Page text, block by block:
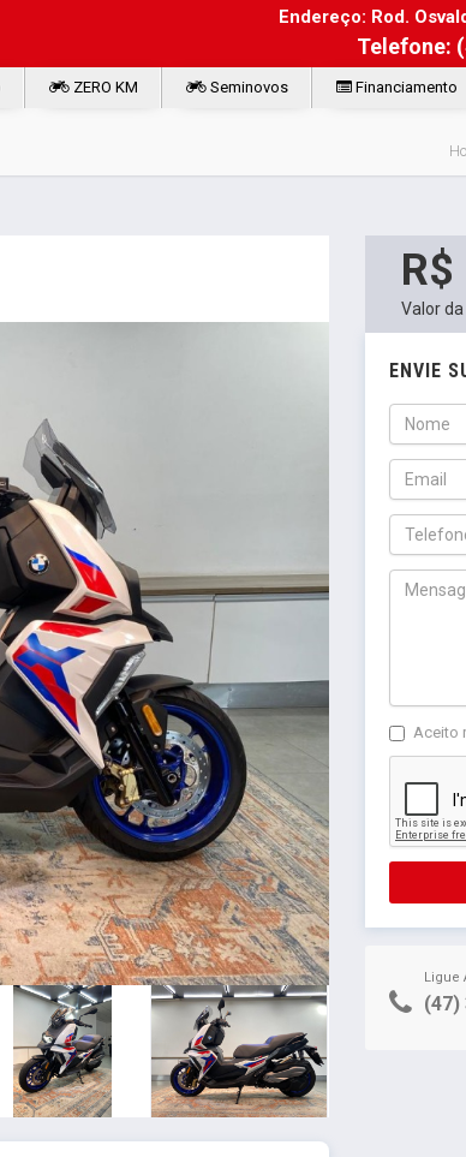
Endereço: Rod.
Telefone:
ZERO KM Seminovos Financiamento
Valor
ENVIE
Aceito
Ligue
(47)